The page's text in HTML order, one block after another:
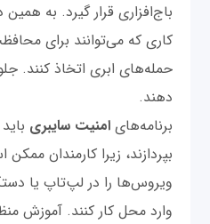
باج‌افزاری قرار گیرد. به
کاری که می‌توانند برای
حمله‌های ابری اتخاذ کنند.
دهند.
برنامه‌های امنیت سایبری
بپردازند، زیرا کارمندان
ویروس‌ها را در لپ‌تاپ یا
وارد محل کار کنند. آموزش